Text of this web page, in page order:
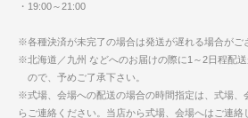
・19:00～21:00
※各種決済が未完了の場合は発送が遅れる場合がご
※北海道／九州 などへのお届けの際に1～2日程配
ので、予めご了承下さい。
※式場、会場への配送の場合の時間指定は、式場、
らご連絡ください。当店から式場、会場へはご連絡